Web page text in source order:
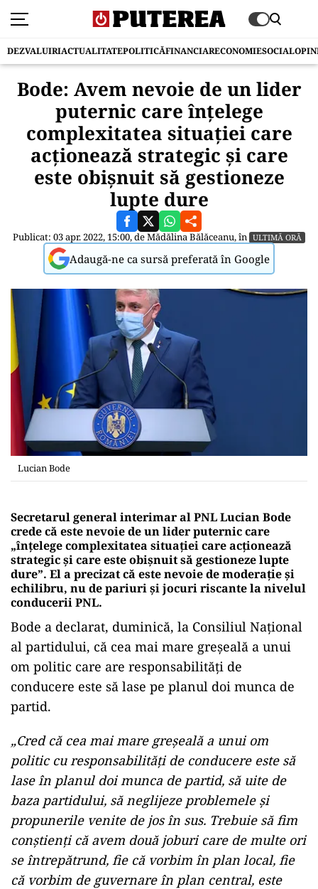
DEZVALUIRIACTUALITATEPOLITICĂFINANCIARECONOMIESOCIAL
Bode: Avem nevoie de un lider
puternic care înţelege
complexitatea situaţiei care
acţionează strategic şi care
este obişnuit să gestioneze
lupte dure
Publicat: 03 apr. 2022, 15:00, deMădălina Bălăceanu, în ULTIMĂ ORĂ
Adaugă-ne ca sursă preferată în Google
Lucian Bode
Secretarul general interimar al PNL Lucian Bode
crede că este nevoie de un lider puternic care
„înţelege complexitatea situaţiei care acţionează
strategic şi care este obişnuit să gestioneze lupte
dure”. El a precizat că este nevoie de moderaţie şi
echilibru, nu de pariuri şi jocuri riscante la nivelul
conducerii PNL.
Bode a declarat, duminică, la Consiliul Naţional
al partidului, că cea mai mare greşeală a unui
om politic care are responsabilităţi de
conducere este să lase pe planul doi munca de
partid.
„Cred că cea mai mare greşeală a unui om
politic cu responsabilităţi de conducere este să
lase în planul doi munca de partid, să uite de
baza partidului, să neglijeze problemele şi
propunerile venite de jos în sus. Trebuie să fim
conştienţi că avem două joburi care de multe ori
se întrepătrund, fie că vorbim în plan local, fie
că vorbim de guvernare în plan central, este